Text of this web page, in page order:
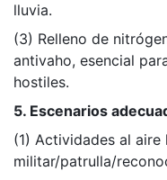
lluvia.
(3) Relleno de
antivaho, esencial
hostiles.
5. Escenarios
(1) Actividades al
militar/patrulla/